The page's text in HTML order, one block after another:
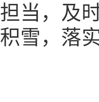
担当，及
积雪，落